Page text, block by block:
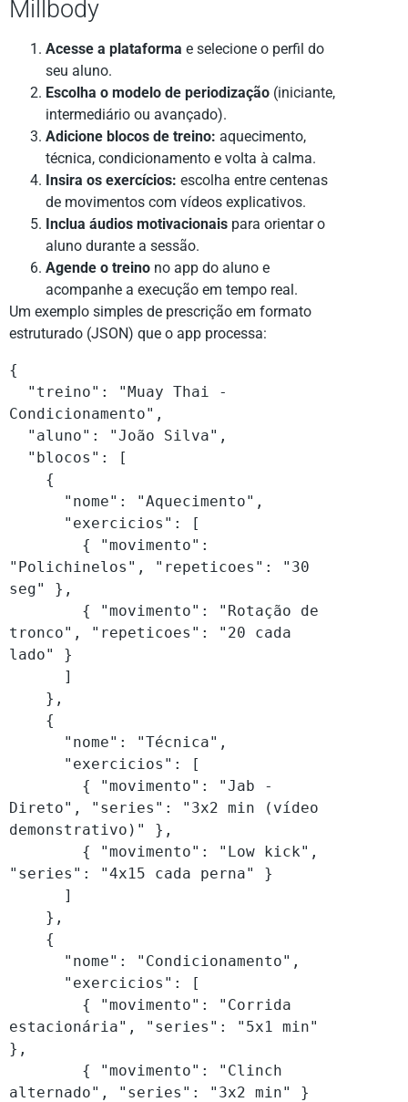
Millbody
Acesse a plataforma e selecione o perfil do
seu aluno.
Escolha o modelo de periodização (iniciante,
intermediário ou avançado).
Adicione blocos de treino: aquecimento,
técnica, condicionamento e volta à calma.
Insira os exercícios: escolha entre centenas
de movimentos com vídeos explicativos.
Inclua áudios motivacionais para orientar o
aluno durante a sessão.
Agende o treino no app do aluno e
acompanhe a execução em tempo real.
Um exemplo simples de prescrição em formato
estruturado (JSON) que o app processa:
{
Condicionamento",
"Polichinelos", "repeticoes": "30
seg" },
tronco", "repeticoes": "20 cada
lado" }
Direto", "series": "3x2 min (vídeo
demonstrativo)" },
"series": "4x15 cada perna" }
estacionária", "series": "5x1 min"
},
alternado", "series": "3x2 min" }